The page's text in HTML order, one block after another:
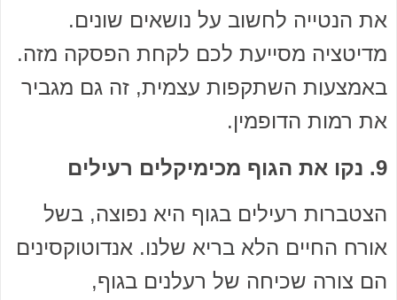
את הנטייה לחשוב על נושאים שונים.
מדיטציה מסייעת לכם לקחת הפסקה מזה.
באמצעות השתקפות עצמית, זה גם מגביר
את רמות הדופמין.
9. נקו את הגוף מכימיקלים רעילים
הצטברות רעילים בגוף היא נפוצה, בשל
אורח החיים הלא בריא שלנו. אנדוטוקסינים
הם צורה שכיחה של רעלנים בגוף,